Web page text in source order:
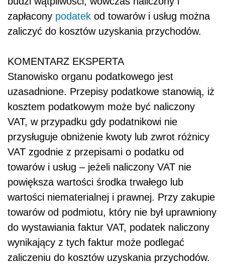
zapłacony podatek od towarów i usług można
zaliczyć do kosztów uzyskania przychodów.
KOMENTARZ EKSPERTA
Stanowisko organu podatkowego jest
uzasadnione. Przepisy podatkowe stanowią, iż
kosztem podatkowym może być naliczony
VAT, w przypadku gdy podatnikowi nie
przysługuje obniżenie kwoty lub zwrot różnicy
VAT zgodnie z przepisami o podatku od
towarów i usług – jeżeli naliczony VAT nie
powiększa wartości środka trwałego lub
wartości niematerialnej i prawnej. Przy zakupie
towarów od podmiotu, który nie był uprawniony
do wystawiania faktur VAT, podatek naliczony
wynikający z tych faktur może podlegać
zaliczeniu do kosztów uzyskania przychodów.